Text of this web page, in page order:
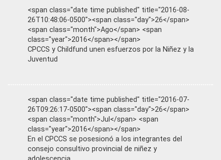
<span class="date time published" title="2016-08-
26T10:48:06-0500"><span class="day">26</span>
<span class="month">Ago</span> <span
class="year">2016</span></span>
CPCCS y Childfund unen esfuerzos por la Niñez y la
Juventud
<span class="date time published" title="2016-07-
26T09:26:17-0500"><span class="day">26</span>
<span class="month">Jul</span> <span
class="year">2016</span></span>
En el CPCCS se posesionó a los integrantes del
consejo consultivo provincial de niñez y